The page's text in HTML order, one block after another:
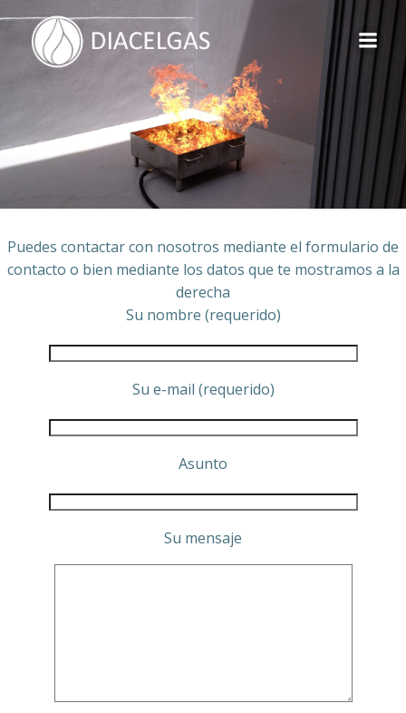
al
contenido
Puedes contactar con nosotros mediante el formulario de
contacto o bien mediante los datos que te mostramos a la
derecha
Su nombre (requerido)
Su e-mail (requerido)
Asunto
Su mensaje